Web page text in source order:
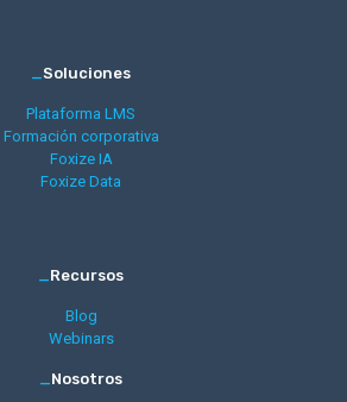
_Soluciones
Plataforma LMS
Formación corporativa
Foxize IA
Foxize Data
_Recursos
Blog
Webinars
_Nosotros